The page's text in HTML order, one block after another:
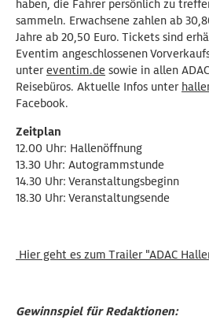
haben, die Fahrer persönlich zu
sammeln. Erwachsene zahlen ab
Jahre ab 20,50 Euro. Tickets sind
Eventim angeschlossenen
untereventim.de sowie in allen
Reisebüros. Aktuelle Infos unter
Facebook.
Zeitplan
12.00 Uhr: Hallenöffnung
13.30 Uhr: Autogrammstunde
14.30 Uhr: Veranstaltungsbeginn
18.30 Uhr: Veranstaltungsende
Hier geht es zum Trailer "ADAC
Gewinnspiel für Redaktionen: